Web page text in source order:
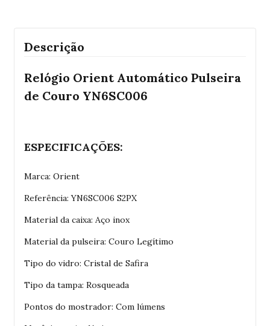
Descrição
Relógio Orient Automático Pulseira
de Couro YN6SC006
ESPECIFICAÇÕES:
Marca: Orient
Referência: YN6SC006 S2PX
Material da caixa: Aço inox
Material da pulseira: Couro Legítimo
Tipo do vidro: Cristal de Safira
Tipo da tampa: Rosqueada
Pontos do mostrador: Com lúmens